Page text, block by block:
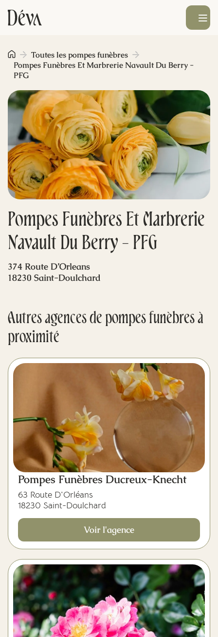
Obsèques
Prévoyance
Monument funéraire
Livraison de fleurs
Blog
Mes dernières volontés
Ouvrir le
Pompes Funèbres Et Marbrerie
Navault Du Berry - PFG
Toutes les pompes funèbres
Pompes Funèbres Et Marbrerie Navault Du Berry -
PFG
374 Route D’Orleans
18230 Saint-Doulchard
Autres agences de pompes funèbres à
proximité
Pompes Funèbres Ducreux-Knecht
63 Route D'Orléans
18230 Saint-Doulchard
Voir l'agence